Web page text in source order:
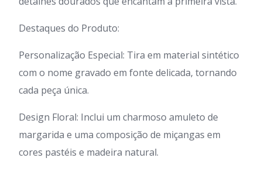
Destaques do Produto:
Personalização Especial: Tira em material sintético
com o nome gravado em fonte delicada, tornando
cada peça única.
Design Floral: Inclui um charmoso amuleto de
margarida e uma composição de miçangas em
cores pastéis e madeira natural.